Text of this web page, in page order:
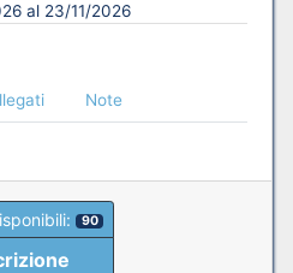
al 23/11/2026
Note
90